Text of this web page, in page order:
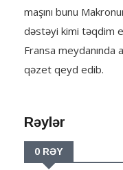
maşını bunu
dəstəyi kimi təqdim
Fransa meydanında
qəzet qeyd edib.
Rəylər
0 RƏY